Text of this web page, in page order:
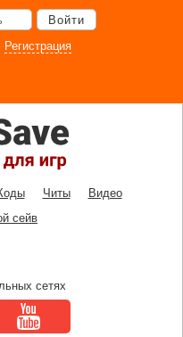
Войти
Регистрация
Читы
Видео
сейв
сетях